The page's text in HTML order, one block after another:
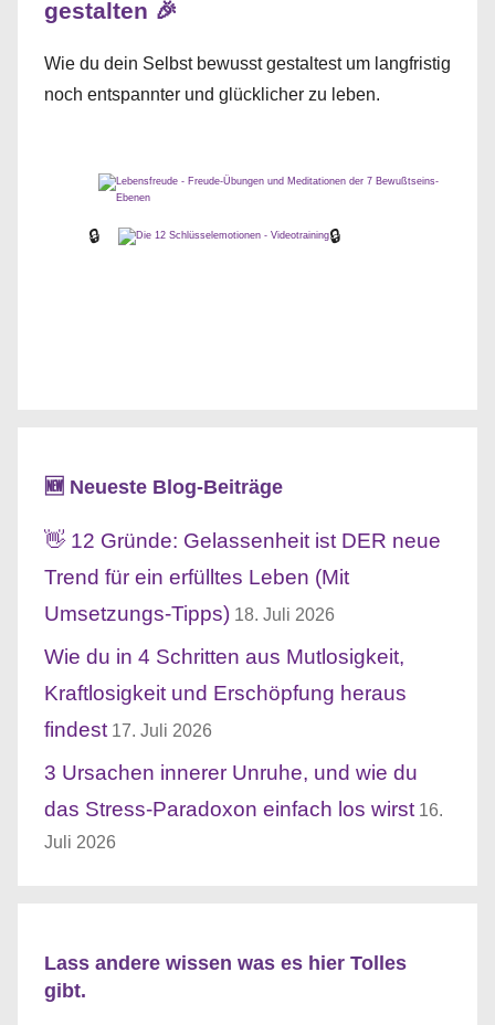
gestalten 🎉
Wie du dein Selbst bewusst gestaltest um langfristig
noch entspannter und glücklicher zu leben.
🔒 🔒
🆕 Neueste Blog-Beiträge
👋 12 Gründe: Gelassenheit ist DER neue
Trend für ein erfülltes Leben (Mit
Umsetzungs-Tipps) 18. Juli 2026
Wie du in 4 Schritten aus Mutlosigkeit,
Kraftlosigkeit und Erschöpfung heraus
findest 17. Juli 2026
3 Ursachen innerer Unruhe, und wie du
das Stress-Paradoxon einfach los wirst 16.
Juli 2026
Lass andere wissen was es hier Tolles
gibt.